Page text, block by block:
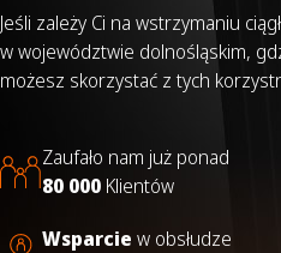
Jeśli zależy Ci na wstrzymaniu
w województwie dolnośląskim,
możesz skorzystać z tych
Zaufało nam już ponad
80 000 Klientów
Wsparcie w obsłudze